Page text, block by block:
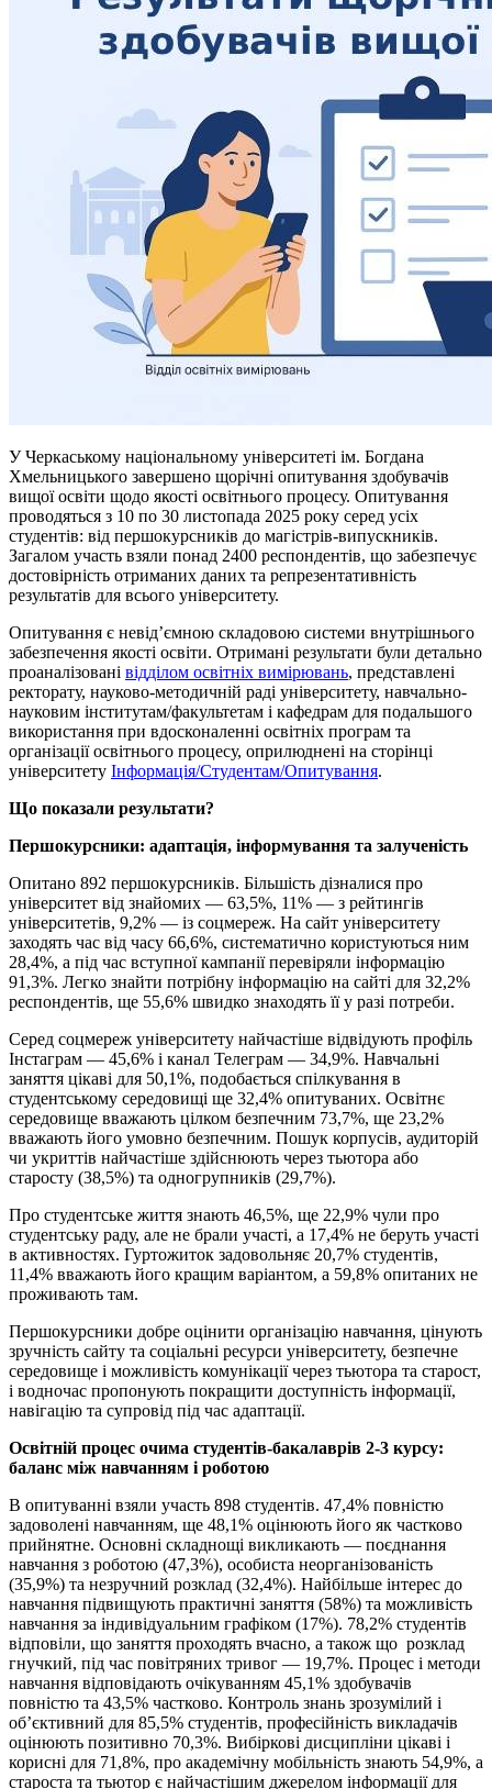
У Черкаському національному університеті ім. Богдана
Хмельницького завершено щорічні опитування здобувачів
вищої освіти щодо якості освітнього процесу. Опитування
проводяться з 10 по 30 листопада 2025 року серед усіх
студентів: від першокурсників до магістрів-випускників.
Загалом участь взяли понад 2400 респондентів, що забезпечує
достовірність отриманих даних та репрезентативність
результатів для всього університету.
Опитування є невід’ємною складовою системи внутрішнього
забезпечення якості освіти. Отримані результати були детально
проаналізовані відділом освітніх вимірювань, представлені
ректорату, науково-методичній раді університету, навчально-
науковим інститутам/факультетам і кафедрам для подальшого
використання при вдосконаленні освітніх програм та
організації освітнього процесу, оприлюднені на сторінці
університету Інформація/Студентам/Опитування.
Що показали результати?
Першокурсники: адаптація, інформування та залученість
Опитано 892 першокурсників. Більшість дізналися про
університет від знайомих — 63,5%, 11% — з рейтингів
університетів, 9,2% — із соцмереж. На сайт університету
заходять час від часу 66,6%, систематично користуються ним
28,4%, а під час вступної кампанії перевіряли інформацію
91,3%. Легко знайти потрібну інформацію на сайті для 32,2%
респондентів, ще 55,6% швидко знаходять її у разі потреби.
Серед соцмереж університету найчастіше відвідують профіль
Інстаграм — 45,6% і канал Телеграм — 34,9%. Навчальні
заняття цікаві для 50,1%, подобається спілкування в
студентському середовищі ще 32,4% опитуваних. Освітнє
середовище вважають цілком безпечним 73,7%, ще 23,2%
вважають його умовно безпечним. Пошук корпусів, аудиторій
чи укриттів найчастіше здійснюють через тьютора або
старосту (38,5%) та одногрупників (29,7%).
Про студентське життя знають 46,5%, ще 22,9% чули про
студентську раду, але не брали участі, а 17,4% не беруть участі
в активностях. Гуртожиток задовольняє 20,7% студентів,
11,4% вважають його кращим варіантом, а 59,8% опитаних не
проживають там.
Першокурсники добре оцінити організацію навчання, цінують
зручність сайту та соціальні ресурси університету, безпечне
середовище і можливість комунікації через тьютора та старост,
і водночас пропонують покращити доступність інформації,
навігацію та супровід під час адаптації.
Освітній процес очима студентів-бакалаврів 2-3 курсу:
баланс між навчанням і роботою
В опитуванні взяли участь 898 студентів. 47,4% повністю
задоволені навчанням, ще 48,1% оцінюють його як частково
прийнятне. Основні складнощі викликають — поєднання
навчання з роботою (47,3%), особиста неорганізованість
(35,9%) та незручний розклад (32,4%). Найбільше інтерес до
навчання підвищують практичні заняття (58%) та можливість
навчання за індивідуальним графіком (17%). 78,2% студентів
відповіли, що заняття проходять вчасно, а також що розклад
гнучкий, під час повітряних тривог — 19,7%. Процес і методи
навчання відповідають очікуванням 45,1% здобувачів
повністю та 43,5% частково. Контроль знань зрозумілий і
об’єктивний для 85,5% студентів, професійність викладачів
оцінюють позитивно 70,3%. Вибіркові дисципліни цікаві і
корисні для 71,8%, про академічну мобільність знають 54,9%, а
староста та тьютор є найчастішим джерелом інформації для